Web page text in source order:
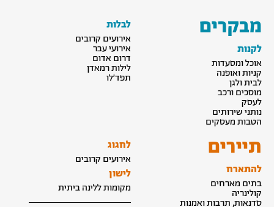
מבקרים
לקנות
אוכל ומסעדות
קניות ואופנה
לבית ולגן
מוסכים ורכב
לעסק
נותני שירותים
הטבות מעסקים
לבלות
אירועים קרובים
אירועי עבר
דרום אדום
לילות רמאדן
תפד׳לו
תיירים
להתארח
בתים מארחים
קולינריה
סדנאות, תרבות ואמנות
לחגוג
אירועים קרובים
לישון
מקומות ללינה ביתית